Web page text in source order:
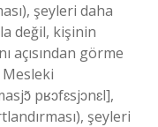
şeyleri daha
değil, kişinin
açısından görme
pʁɔfɛsjɔnɛl],
şeyleri